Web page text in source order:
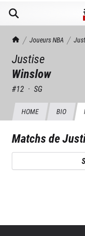
TrashTalk Actu NBA
Joueurs NBA
Justise
Winslow
#12 · SG
HOME BIO
Matchs de